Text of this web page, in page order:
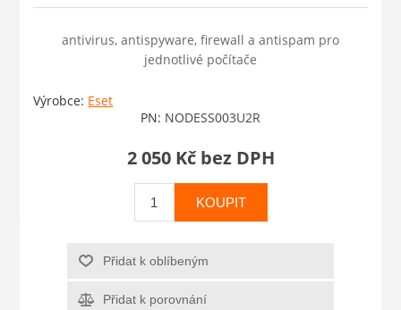
antivirus, antispyware, firewall a antispam pro
jednotlivé počítače
Výrobce: Eset
PN: NODESS003U2R
2 050 Kč bez DPH
KOUPIT
Přidat k oblíbeným
Přidat k porovnání